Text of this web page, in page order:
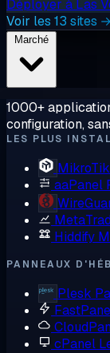
Déployer à Las
Voir les 13 sites →
1000+
configuration,
LES PLUS
aaPanel
Hiddify
PANNEAUX
Plesk
cPanel